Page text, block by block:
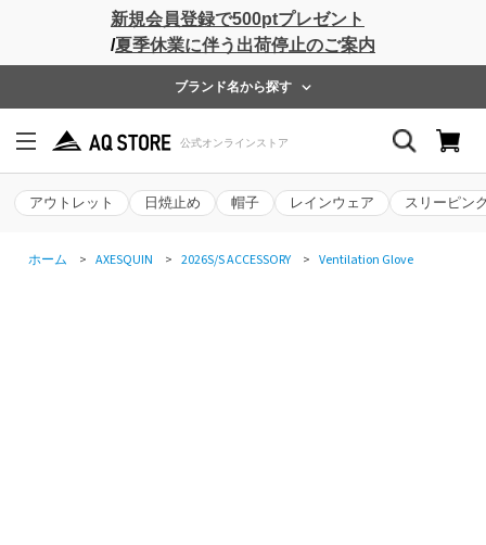
新規会員登録で500ptプレゼント
/夏季休業に伴う出荷停止のご案内
ブランド名から探す
アウトレット 日焼止め 帽子 レインウェア スリーピン
ホーム > AXESQUIN > 2026S/S ACCESSORY > Ventilation Glove